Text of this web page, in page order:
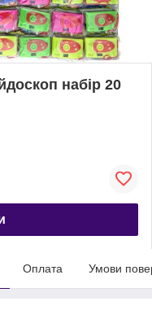
набір 20
Оплата Умови